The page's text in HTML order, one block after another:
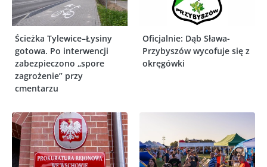
Ścieżka Tylewice–Łysiny
gotowa. Po interwencji
zabezpieczono „spore
zagrożenie” przy
cmentarzu
Oficjalnie: Dąb Sława-
Przybyszów wycofuje się z
okręgówki